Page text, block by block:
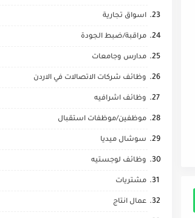
اسواق تجارية
مراقبة/ضبط الجودة
مدارس وجامعات
وظائف شركات الاتصالات في الاردن
وظائف اشرافيه
موظفين/موظفات استقبال
سوشال ميديا
وظائف لوجستيه
مشتريات
عمال انتاج